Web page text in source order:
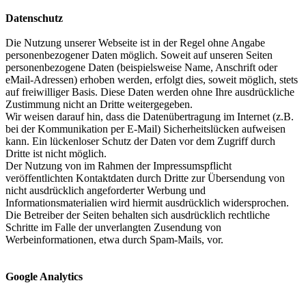
Datenschutz
Die Nutzung unserer Webseite ist in der Regel ohne Angabe
personenbezogener Daten möglich. Soweit auf unseren Seiten
personenbezogene Daten (beispielsweise Name, Anschrift oder
eMail-Adressen) erhoben werden, erfolgt dies, soweit möglich, stets
auf freiwilliger Basis. Diese Daten werden ohne Ihre ausdrückliche
Zustimmung nicht an Dritte weitergegeben.
Wir weisen darauf hin, dass die Datenübertragung im Internet (z.B.
bei der Kommunikation per E-Mail) Sicherheitslücken aufweisen
kann. Ein lückenloser Schutz der Daten vor dem Zugriff durch
Dritte ist nicht möglich.
Der Nutzung von im Rahmen der Impressumspflicht
veröffentlichten Kontaktdaten durch Dritte zur Übersendung von
nicht ausdrücklich angeforderter Werbung und
Informationsmaterialien wird hiermit ausdrücklich widersprochen.
Die Betreiber der Seiten behalten sich ausdrücklich rechtliche
Schritte im Falle der unverlangten Zusendung von
Werbeinformationen, etwa durch Spam-Mails, vor.
Google Analytics